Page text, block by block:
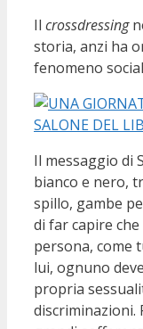
Il crossdressing
storia, anzi ha
fenomeno
Il messaggio di
bianco e nero,
spillo, gambe
di far capire che
persona, come
lui, ognuno
propria
discriminazioni.